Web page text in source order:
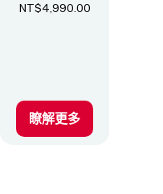
NT$4,990.00
瞭解更多